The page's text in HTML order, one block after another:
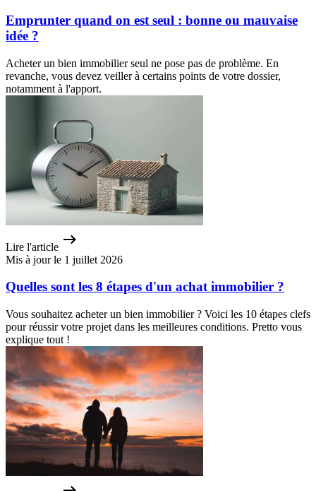
Emprunter quand on est seul : bonne ou mauvaise
idée ?
Acheter un bien immobilier seul ne pose pas de problème. En
revanche, vous devez veiller à certains points de votre dossier,
notamment à l'apport.
Lire l'article
Mis à jour le 1 juillet 2026
Quelles sont les 8 étapes d'un achat immobilier ?
Vous souhaitez acheter un bien immobilier ? Voici les 10 étapes clefs
pour réussir votre projet dans les meilleures conditions. Pretto vous
explique tout !